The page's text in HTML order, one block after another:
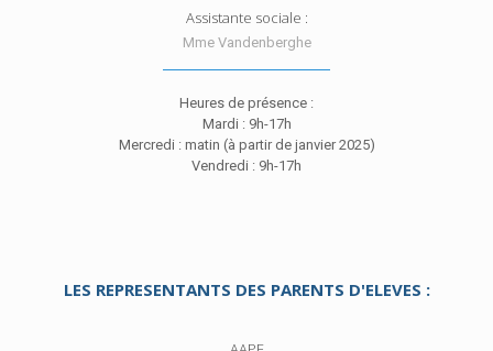
Assistante sociale :
Mme Vandenberghe
Heures de présence :
Mardi : 9h-17h
Mercredi : matin (à partir de janvier 2025)
Vendredi : 9h-17h
LES REPRESENTANTS DES PARENTS D'ELEVES :